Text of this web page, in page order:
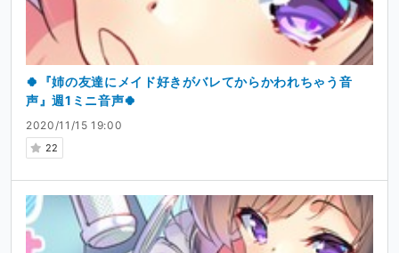
2020/11/15 19:00
22
🍀『姉の友達にメイド好きがバレてからかわれちゃう音
声』週1ミニ音声🍀